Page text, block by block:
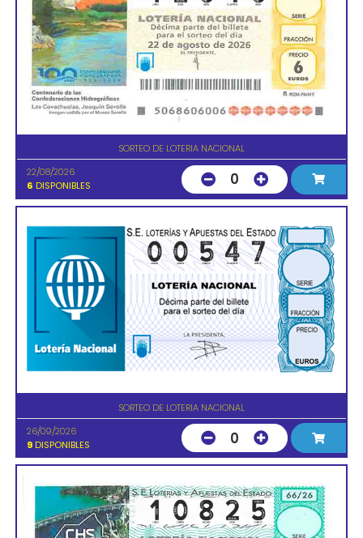
SORTEO DE LOTERIA NACIONAL
22/08/2026
6 DISPONIBLES 0
SORTEO DE LOTERIA NACIONAL
26/09/2026
9 DISPONIBLES 0